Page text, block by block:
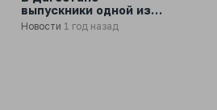
выпускники одной из
школ после последнего
звонка устроили гонки
Новости 1 год назад